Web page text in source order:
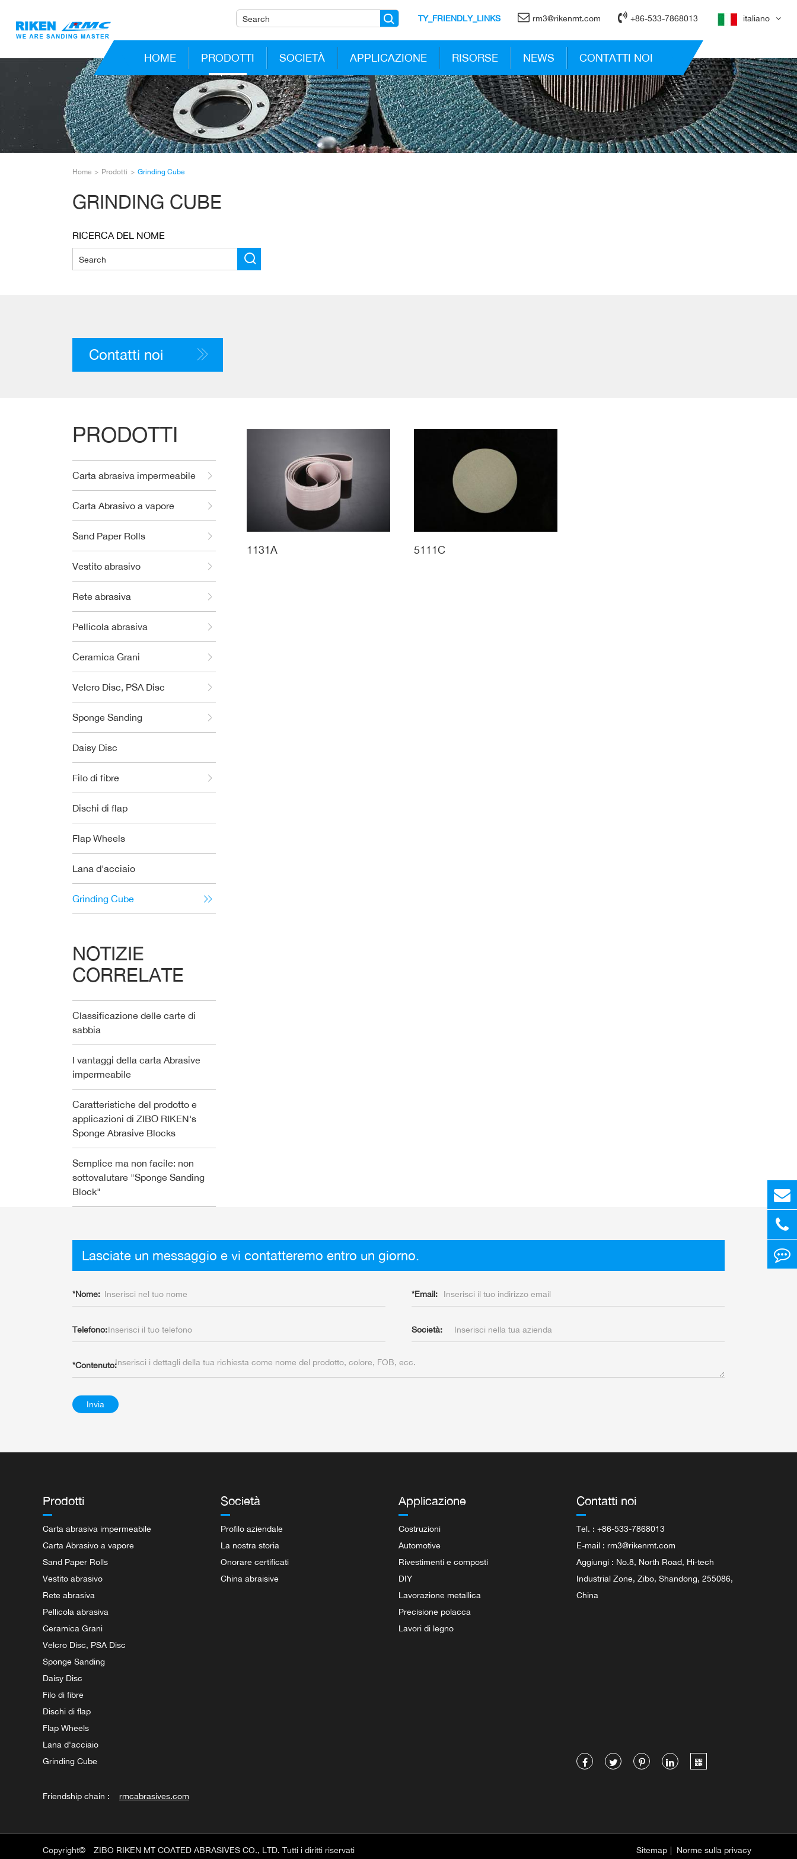
TY_FRIENDLY_LINKS rm3@rikenmt.com +86-533-7868013 italiano
HOME PRODOTTI SOCIETÀ APPLICAZIONE RISORSE NEWS CONTATTI NOI
Home Prodotti Grinding Cube
GRINDING CUBE
RICERCA DEL NOME
Contatti noi
PRODOTTI
Carta abrasiva impermeabile
Carta Abrasivo a vapore
Sand Paper Rolls
Vestito abrasivo
Rete abrasiva
Pellicola abrasiva
Ceramica Grani
Velcro Disc, PSA Disc
Sponge Sanding
Daisy Disc
Filo di fibre
Dischi di flap
Flap Wheels
Lana d'acciaio
Grinding Cube
NOTIZIE
CORRELATE
Classificazione delle carte di
sabbia
I vantaggi della carta Abrasive
impermeabile
Caratteristiche del prodotto e
applicazioni di ZIBO RIKEN's
Sponge Abrasive Blocks
Semplice ma non facile: non
sottovalutare "Sponge Sanding
Block"
1131A 5111C
Lasciate un messaggio e vi contatteremo entro un giorno.
*Nome: *Email:
Telefono: Società:
*Contenuto:
Invia
Prodotti
Carta abrasiva impermeabile
Carta Abrasivo a vapore
Sand Paper Rolls
Vestito abrasivo
Rete abrasiva
Pellicola abrasiva
Ceramica Grani
Velcro Disc, PSA Disc
Sponge Sanding
Daisy Disc
Filo di fibre
Dischi di flap
Flap Wheels
Lana d'acciaio
Grinding Cube
Società
Profilo aziendale
La nostra storia
Onorare certificati
China abraisive
Applicazione
Costruzioni
Automotive
Rivestimenti e composti
DIY
Lavorazione metallica
Precisione polacca
Lavori di legno
Contatti noi
Tel. : +86-533-7868013
E-mail : rm3@rikenmt.com
Aggiungi : No.8, North Road, Hi-tech
Industrial Zone, Zibo, Shandong, 255086,
China
Friendship chain : rmcabrasives.com
Copyright© ZIBO RIKEN MT COATED ABRASIVES CO., LTD. Tutti i diritti riservati Sitemap | Norme sulla privacy